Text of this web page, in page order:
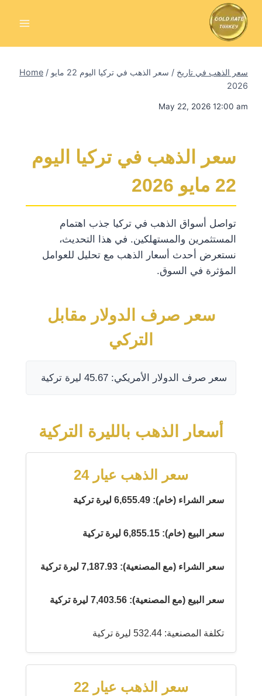
Home / سعر الذهب في تاريخ /
سعر الذهب في تركيا اليوم 22 مايو
2026
May 22, 2026 12:00 am
سعر الذهب في تركيا اليوم
22 مايو 2026
تواصل أسواق الذهب في تركيا جذب اهتمام
المستثمرين والمستهلكين. في هذا التحديث،
نستعرض أحدث أسعار الذهب مع تحليل للعوامل
المؤثرة في السوق.
سعر صرف الدولار مقابل
التركي
سعر صرف الدولار الأمريكي: 45.67 ليرة تركية
أسعار الذهب بالليرة التركية
سعر الذهب عيار 24
سعر الشراء (خام): 6,655.49 ليرة تركية
سعر البيع (خام): 6,855.15 ليرة تركية
سعر الشراء (مع المصنعية): 7,187.93 ليرة تركية
سعر البيع (مع المصنعية): 7,403.56 ليرة تركية
تكلفة المصنعية: 532.44 ليرة تركية
سعر الذهب عيار 22